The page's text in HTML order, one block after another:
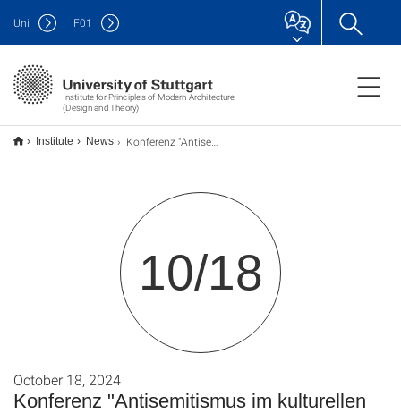
Institute for Principles of Modern Architecture
(Design and Theory)
Uni F01
Institute News Konferenz "Antisemitismus im kulturellen Feld"
10/18
Konferenz "Antisemitismus im kulturellen
October 18, 2024